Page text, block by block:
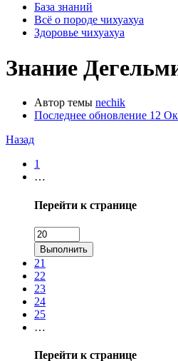
База знаний
Всё о породе чихуахуа
Здоровье чихуахуа
Знание
Автор темы nechik
Последнее обновление 12
Назад
1
…
Перейти к странице
Выполнить
21
22
23
24
25
…
Перейти к странице